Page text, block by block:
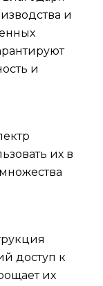
и
и
их в
доступ к
их